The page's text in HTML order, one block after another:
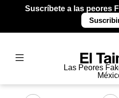
Suscríbete a las peores
Las Peores